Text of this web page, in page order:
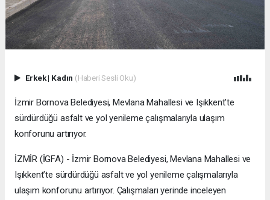
Erkek| Kadın (Haberi Sesli Oku)
İzmir Bornova Belediyesi, Mevlana Mahallesi ve Işıkkent’te
sürdürdüğü asfalt ve yol yenileme çalışmalarıyla ulaşım
konforunu artırıyor.
İZMİR (İGFA) - İzmir Bornova Belediyesi, Mevlana Mahallesi ve
Işıkkent’te sürdürdüğü asfalt ve yol yenileme çalışmalarıyla
ulaşım konforunu artırıyor. Çalışmaları yerinde inceleyen